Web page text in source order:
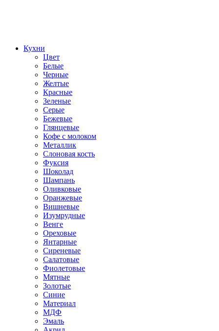
Кухни
Цвет
Белые
Черные
Желтые
Красные
Зеленые
Серые
Бежевые
Глянцевые
Кофе с молоком
Металлик
Слоновая кость
Фуксия
Шоколад
Шампань
Оливковые
Оранжевые
Вишневые
Изумрудные
Венге
Ореховые
Янтарные
Сиреневые
Салатовые
Фиолетовые
Мятные
Золотые
Синие
Материал
МДФ
Эмаль